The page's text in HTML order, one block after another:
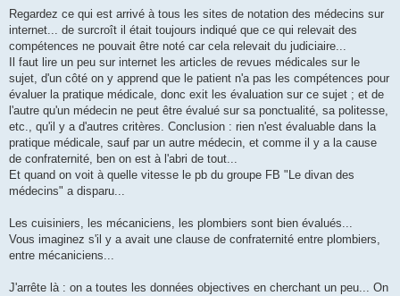
Regardez ce qui est arrivé à tous les sites de notation des médecins sur
internet... de surcroît il était toujours indiqué que ce qui relevait des
compétences ne pouvait être noté car cela relevait du judiciaire...
Il faut lire un peu sur internet les articles de revues médicales sur le
sujet, d'un côté on y apprend que le patient n'a pas les compétences pour
évaluer la pratique médicale, donc exit les évaluation sur ce sujet ; et de
l'autre qu'un médecin ne peut être évalué sur sa ponctualité, sa politesse,
etc., qu'il y a d'autres critères. Conclusion : rien n'est évaluable dans la
pratique médicale, sauf par un autre médecin, et comme il y a la cause
de confraternité, ben on est à l'abri de tout...
Et quand on voit à quelle vitesse le pb du groupe FB "Le divan des
médecins" a disparu...
Les cuisiniers, les mécaniciens, les plombiers sont bien évalués...
Vous imaginez s'il y a avait une clause de confraternité entre plombiers,
entre mécaniciens...
J'arrête là : on a toutes les données objectives en cherchant un peu... On